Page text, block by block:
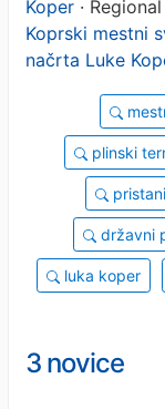
Koper ·
Koprski mestni
načrta Luke
plinski
državni
luka koper
3 novice